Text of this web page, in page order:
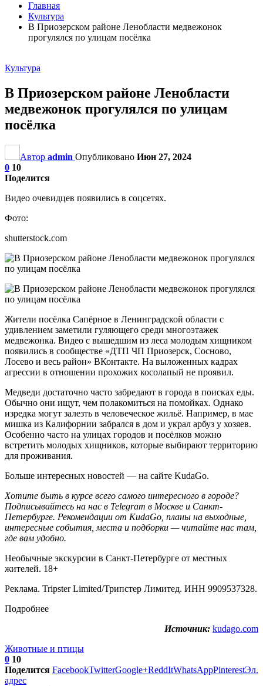
Главная
Культура
В Приозерском районе Ленобласти медвежонок
прогулялся по улицам посёлка
Культура
В Приозерском районе Ленобласти
медвежонок прогулялся по улицам
посёлка
Автор admin Опубликовано Июн 27, 2024
0 10
Поделится
Видео очевидцев появились в соцсетях.
Фото:
shutterstock.com
Жители посёлка Сапёрное в Ленинградской области с
удивлением заметили гуляющего среди многоэтажек
медвежонка. Видео с вышедшим из леса молодым хищником
появились в сообществе «ДТП ЧП Приозерск, Сосново,
Лосево и весь район» ВКонтакте. На выложенных кадрах
агрессии в отношении прохожих косолапый не проявил.
Медведи достаточно часто забредают в города в поисках еды.
Обычно они ищут, чем полакомиться на помойках. Однако
изредка могут залезть в человеческое жильё. Например, в мае
мишка из Калифорнии забрался в дом и украл арбуз у хозяев.
Особенно часто на улицах городов и посёлков можно
встретить молодых хищников, которые выбирают территорию
для проживания.
Больше интересных новостей — на сайте KudaGo.
Хотите быть в курсе всего самого интересного в городе?
Подписывайтесь на нас в Telegram в Москве и Санкт-
Петербурге. Рекомендации от KudaGo, планы на выходные,
интересные события, места и подборки — читайте нас там,
где вам удобно.
Необычные экскурсии в Санкт-Петербурге от местных
жителей. 18+
Реклама. Tripster Limited/Трипстер Лимитед. ИНН 9909537328.
Подробнее
Источник: kudago.com
Животные и птицы
0 10
Поделится FacebookTwitterGoogle+ReddItWhatsAppPinterestЭл.
адрес